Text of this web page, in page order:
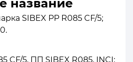
название
SIBEX PP R085 CF/5;
CF/5, ПП SIBEX R085, INCI: